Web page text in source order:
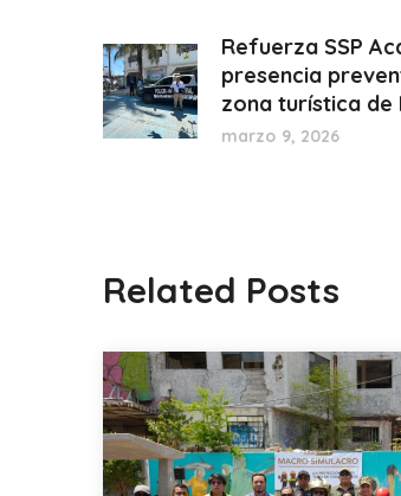
Refuerza SSP
presencia
zona turística de
marzo 9, 2026
Related Posts